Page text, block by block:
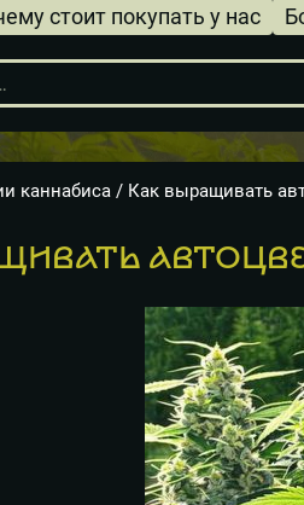
стоит покупать у нас
каннабиса/ Как выращивать